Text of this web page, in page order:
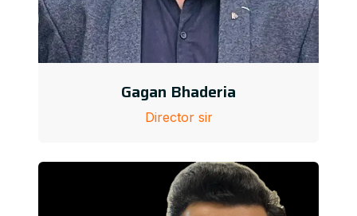
Gagan Bhaderia
Director sir